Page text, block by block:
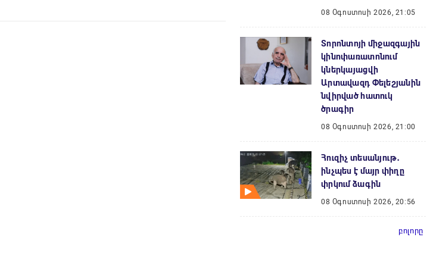
08 Օգոստոսի 2026, 21:05
Տորոնտոյի միջազգային
կինոփառատոնում
կներկայացվի
Արտավազդ Փելեշյանին
նվիրված հատուկ
ծրագիր
08 Օգոստոսի 2026, 21:00
Հուզիչ տեսանյութ․
ինչպես է մայր փիղը
փրկում ձագին
08 Օգոստոսի 2026, 20:56
բոլորը